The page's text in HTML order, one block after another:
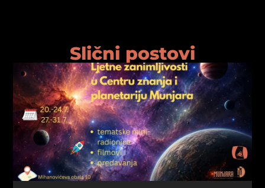
Slični postovi